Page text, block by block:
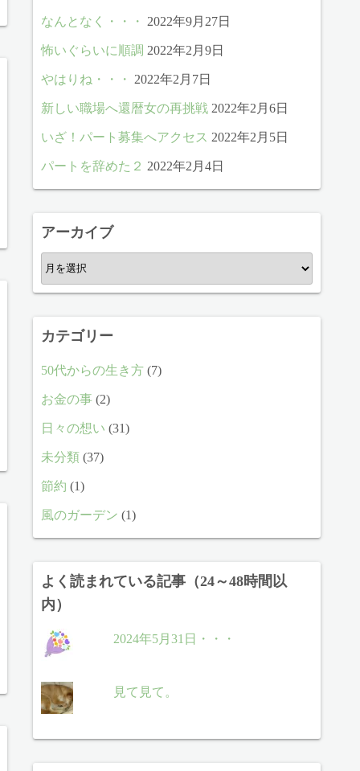
なんとなく・・・ 2022年9月27日
怖いぐらいに順調 2022年2月9日
やはりね・・・ 2022年2月7日
新しい職場へ還暦女の再挑戦 2022年2月6日
いざ！パート募集へアクセス 2022年2月5日
パートを辞めた２ 2022年2月4日
アーカイブ
ア
ー
ブ
カテゴリー
50代からの生き方 (7)
お金の事 (2)
日々の想い (31)
未分類 (37)
節約 (1)
風のガーデン (1)
よく読まれている記事（24～48時間以
内）
2024年5月31日・・・
見て見て。